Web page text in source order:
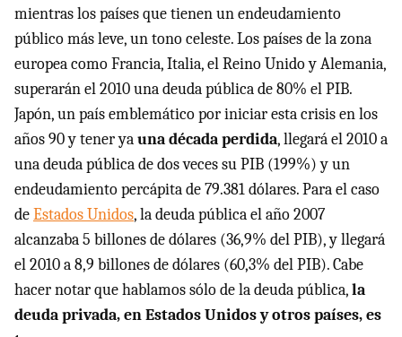
mientras los países que tienen un endeudamiento
público más leve, un tono celeste. Los países de la zona
europea como Francia, Italia, el Reino Unido y Alemania,
superarán el 2010 una deuda pública de 80% elPIB.
Japón, un país emblemático por iniciar esta crisis en los
años 90 y tener yauna década perdida, llegará el 2010 a
una deuda pública de dos veces suPIB (199%) y un
endeudamiento percápita de 79.381 dólares. Para el caso
deEstados Unidos, la deuda pública el año 2007
alcanzaba 5 billones de dólares (36,9% delPIB), y llegará
el 2010 a 8,9 billones de dólares (60,3% delPIB). Cabe
hacer notar que hablamos sólo de la deuda pública,la
deuda privada, en Estados Unidos y otros países, es